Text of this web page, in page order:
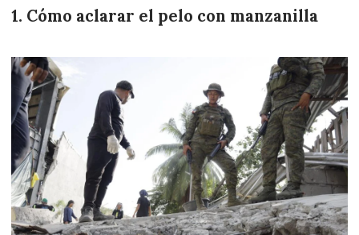
Cómo aclarar el pelo con manzanilla